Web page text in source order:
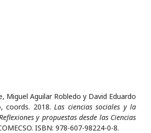
Miguel Aguilar Robledo y David Eduardo
coords. 2018. Las ciencias sociales y la
y propuestas desde las Ciencias
ISBN: 978-607-98224-0-8.